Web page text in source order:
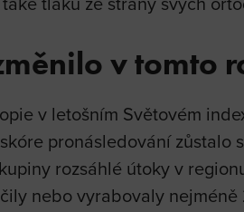
v tomto
v letošním Světovém
pronásledování
rozsáhlé útoky v
nebo vyrabovaly